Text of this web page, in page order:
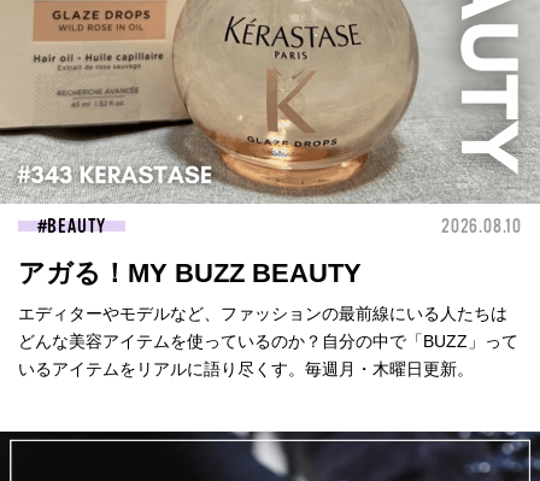
BEAUTY 2026.08.10
アガる！MY BUZZ BEAUTY
エディターやモデルなど、ファッションの最前線にいる人たちは
どんな美容アイテムを使っているのか？自分の中で「BUZZ」って
いるアイテムをリアルに語り尽くす。毎週月・木曜日更新。